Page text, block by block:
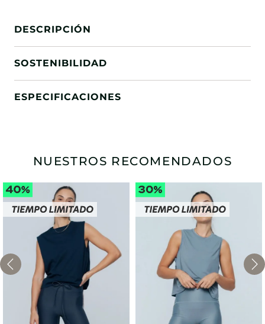
DESCRIPCIÓN
SOSTENIBILIDAD
ESPECIFICACIONES
NUESTROS RECOMENDADOS